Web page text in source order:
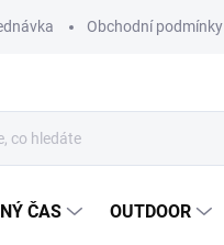
Obchodní podmínky
ČAS OUTDOOR